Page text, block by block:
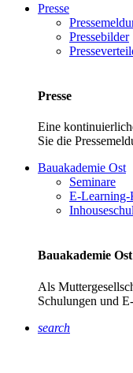
Presse
Pressebilder
Presse
Eine
Sie die
Bauakademie Ost
Seminare
E-Learning-
Bauakademie Ost
Als
Schulungen und
search